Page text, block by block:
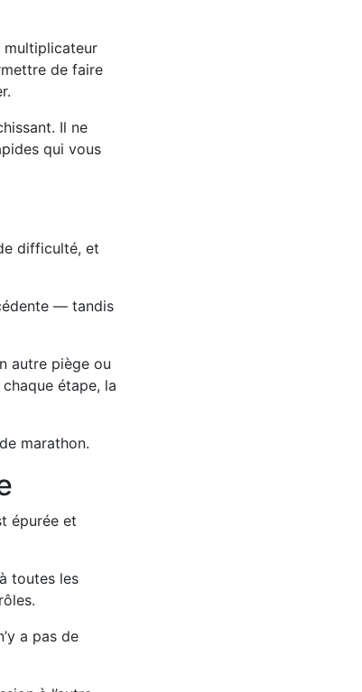
multiplicateur
de faire
Il ne
qui vous
difficulté, et
— tandis
autre piège ou
étape, la
marathon.
épurée et
toutes les
a pas de